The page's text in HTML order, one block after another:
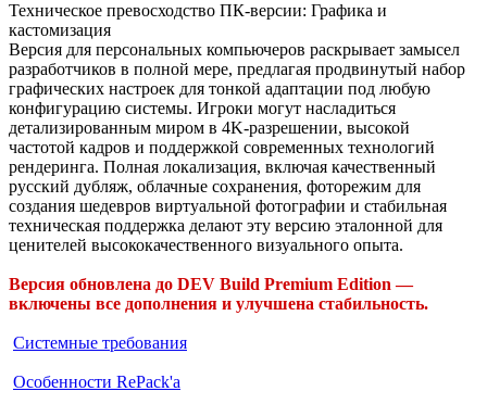
Техническое превосходство ПК-версии: Графика и
кастомизация
Версия для персональных компьючеров раскрывает замысел
разработчиков в полной мере, предлагая продвинутый набор
графических настроек для тонкой адаптации под любую
конфигурацию системы. Игроки могут насладиться
детализированным миром в 4K-разрешении, высокой
частотой кадров и поддержкой современных технологий
рендеринга. Полная локализация, включая качественный
русский дубляж, облачные сохранения, фоторежим для
создания шедевров виртуальной фотографии и стабильная
техническая поддержка делают эту версию эталонной для
ценителей высококачественного визуального опыта.
Версия обновлена до DEV Build Premium Edition —
включены все дополнения и улучшена стабильность.
Системные требования
Особенности RePack'а